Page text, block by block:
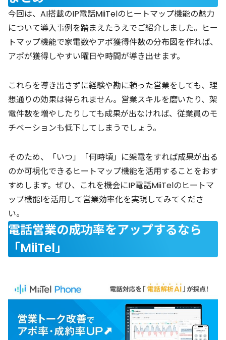
今回は、AI搭載のIP電話MiiTelのヒートマップ機能の魅力
について導入事例を踏まえたうえでご紹介しました。ヒー
トマップ機能で家電数やアポ獲得件数の分布図を作れば、
アポが獲得しやすい曜日や時間が導き出せます。
これらを導き出さずに経験や勘に頼った営業をしても、理
想通りの効果は得られません。営業スキルを磨いたり、架
電件数を増やしたりしても成果が出なければ、従業員のモ
チベーションも低下してしまうでしょう。
そのため、「いつ」「何時頃」に架電をすれば成果が出る
のか可視化できるヒートマップ機能を活用することをおす
すめします。ぜひ、これを機会にIP電話MiiTelのヒートマ
ップ機能lを活用して営業効率化を実現してみてくださ
い。
電話営業の成功率をアップするなら
「MiiTel」